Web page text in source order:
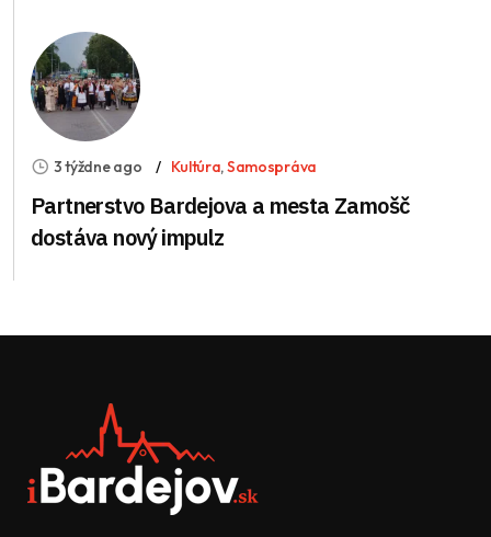
3 týždne ago Kultúra,Samospráva
Partnerstvo Bardejova a mesta Zamošč
dostáva nový impulz